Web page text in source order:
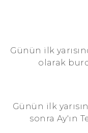
Günün ilk
olarak
Günün ilk
sonra Ay'ın